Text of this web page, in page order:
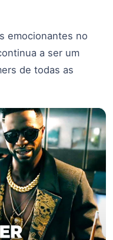
emocionantes no
a ser um
de todas as